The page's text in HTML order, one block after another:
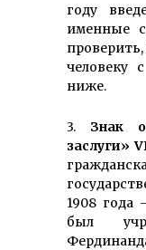
году
именные
человеку
ниже.
3. Знак
заслуги»
1908 года
был